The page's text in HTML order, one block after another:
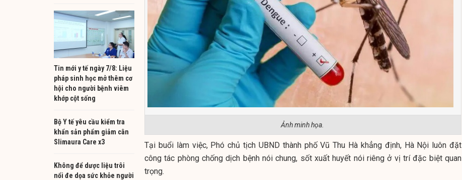
Tin mới y tế ngày 7/8: Liệu
pháp sinh học mở thêm cơ
hội cho người bệnh viêm
khớp cột sống
Bộ Y tế yêu cầu kiểm tra
khẩn sản phẩm giảm cân
Slimaura Care x3
Không để dược liệu trôi
nổi đe dọa sức khỏe người
Ảnh minh họa.
Tại buổi làm việc, Phó chủ tịch UBND thành phố Vũ Thu Hà khẳng định, Hà Nội luôn đặt
công tác phòng chống dịch bệnh nói chung, sốt xuất huyết nói riêng ở vị trí đặc biệt quan
trọng.